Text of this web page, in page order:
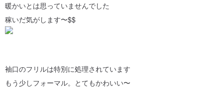
暖かいとは思っていませんでした
稼いだ気がします〜$$
袖口のフリルは特別に処理されています
もう少しフォーマル。とてもかわいい〜